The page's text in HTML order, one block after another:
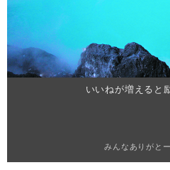
いいねが増えると
みんなありがと